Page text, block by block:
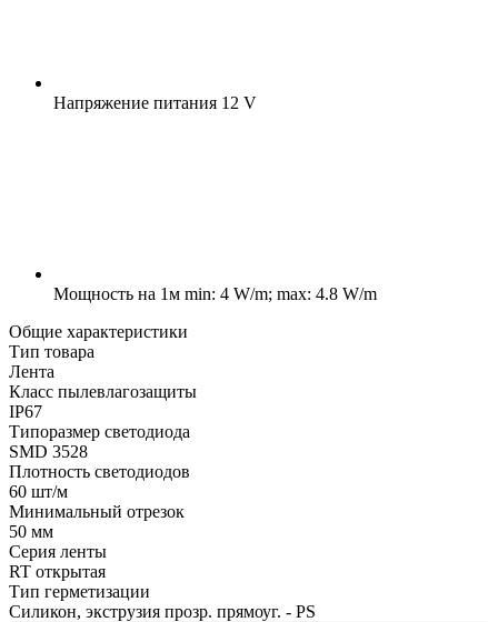
Напряжение питания 12 V
Мощность на 1м min: 4 W/m; max: 4.8 W/m
Общие характеристики
Тип товара
Лента
Класс пылевлагозащиты
IP67
Типоразмер светодиода
SMD 3528
Плотность светодиодов
60 шт/м
Минимальный отрезок
50 мм
Серия ленты
RT открытая
Тип герметизации
Силикон, экструзия прозр. прямоуг. - PS